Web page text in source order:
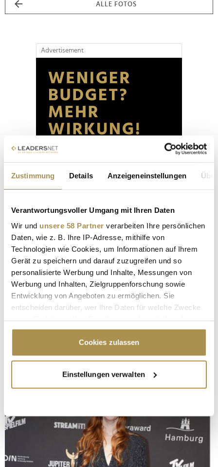
Zustimmung Details Anzeigeneinstellungen
Verantwortungsvoller Umgang mit Ihren Daten
Wir und unsere 58 Partner verarbeiten Ihre persönlichen
Daten, wie z. B. Ihre IP-Adresse, mithilfe von
Technologien wie Cookies, um Informationen auf Ihrem
Gerät zu speichern und darauf zuzugreifen und so
personalisierte Werbung und Inhalte, Messungen von
Werbung und Inhalten, Zielgruppenforschung sowie
Entwicklung von Angeboten zu ermöglichen. Sie
entscheiden darüber, wer Ihre Daten für welche Zwecke
Cookie-Erklärung oder durch Klicken auf das Privacy
Trigger Symbol ändern oder widerrufen
Informationen über Ihre geografische Lage
erfassen, welche bis auf einige Meter genau sein
bestimmten Merkmalen (Fingerprinting) identifizieren
Erfahren Sie mehr darüber, wie Ihre persönlichen Daten
verarbeitet werden, und legen Sie Ihre Präferenzen im
Abschnitt Einzelheitenfest.
Cookies zulassen
Einstellungen verwalten
ALLE FOTOS
Advertisement